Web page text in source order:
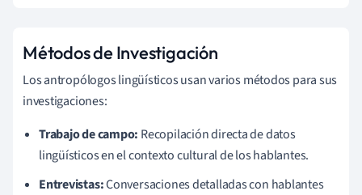
Métodos de Investigación
Los antropólogos lingüísticos usan varios métodos para sus
investigaciones:
Trabajo de campo: Recopilación directa de datos
lingüísticos en el contexto cultural de los hablantes.
Entrevistas:Conversaciones detalladas con hablantes